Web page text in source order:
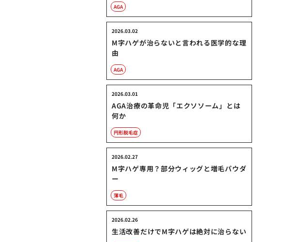
AGA
M字ハゲが治らないと言われる医学的な理
由
2026.03.02
AGA
AGA治療の革命児「エクソソーム」とは
何か
2026.03.01
円形脱毛症
M字ハゲ専用？部分ウィッグと増毛パウダ
ー
2026.02.27
薄毛
生活改善だけでM字ハゲは絶対に治らない
2026.02.26